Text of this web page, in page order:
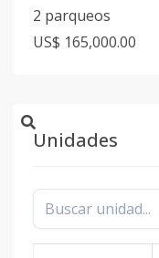
2 parqueos
US$ 165,000.00
Unidades